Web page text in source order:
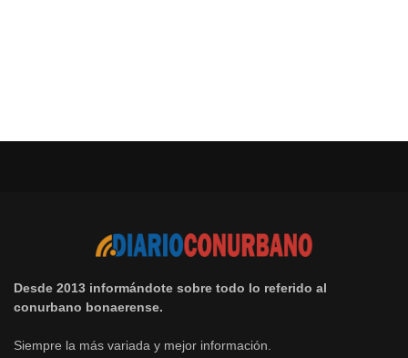
Desde 2013 informándote sobre todo lo referido al
conurbano bonaerense.
Siempre la más variada y mejor información.